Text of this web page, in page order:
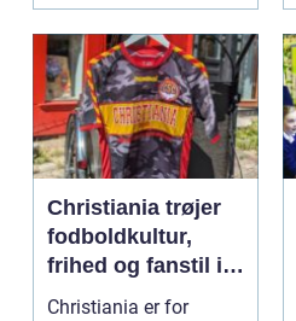
Christiania trøjer
fodboldkultur,
frihed og fanstil i
ét
Christiania er for